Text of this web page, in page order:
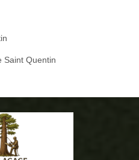
Saint Quentin